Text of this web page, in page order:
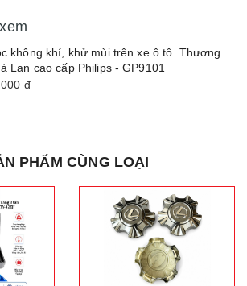
không khí, khử mùi trên xe ô tô. Thương
Lan cao cấp Philips - GP9101
đ
PHẨM CÙNG LOẠI